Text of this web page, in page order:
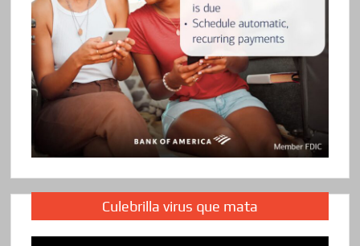
Culebrilla virus que mata